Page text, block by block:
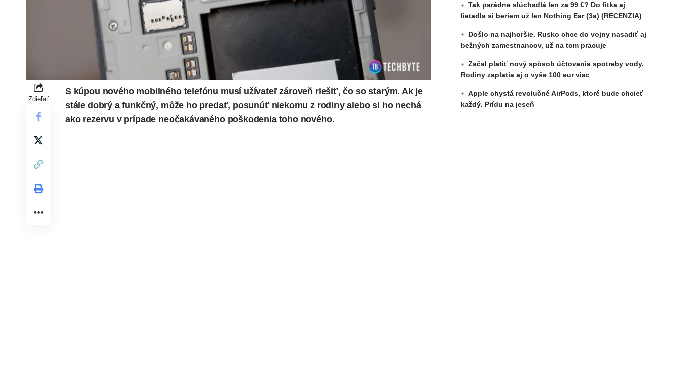
Zdieľať
S kúpou nového mobilného telefónu musí užívateľ zároveň riešiť, čo so starým. Ak je
stále dobrý a funkčný, môže ho predať, posunúť niekomu z rodiny alebo si ho nechá
ako rezervu v prípade neočakávaného poškodenia toho nového.
Tak parádne slúchadlá len za 99 €? Do fitka aj
lietadla si beriem už len Nothing Ear (3a) (RECENZIA)
Došlo na najhoršie. Rusko chce do vojny nasadiť aj
bežných zamestnancov, už na tom pracuje
Začal platiť nový spôsob účtovania spotreby vody.
Rodiny zaplatia aj o vyše 100 eur viac
Apple chystá revolučné AirPods, ktoré bude chcieť
každý. Prídu na jeseň